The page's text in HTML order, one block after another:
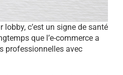
lobby, c’est un signe de santé
que l’e-commerce a
professionnelles avec